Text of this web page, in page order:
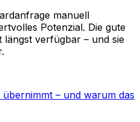
manuell
Potenzial. Die gute
längst verfügbar – und sie
– und warum das